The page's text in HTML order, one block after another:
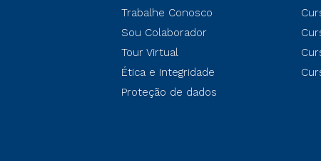
Trabalhe Conosco
Sou Colaborador
Tour Virtual
Ética e Integridade
Proteção de dados